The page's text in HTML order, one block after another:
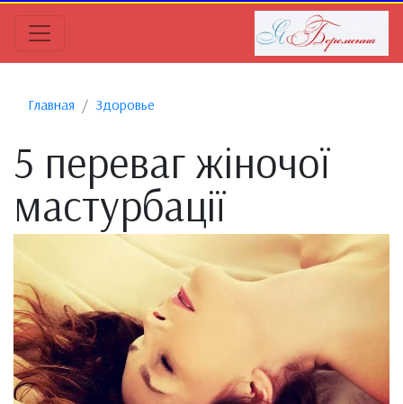
Главная Здоровье
5 переваг жіночої
мастурбації